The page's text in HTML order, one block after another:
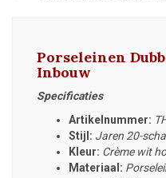
Porseleinen
Inbouw
Specificaties
Artikelnummer:
Stijl: Jaren 20-
Kleur: Crème wit
Materiaal: